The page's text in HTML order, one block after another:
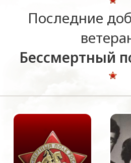
Последние
Бессмертный